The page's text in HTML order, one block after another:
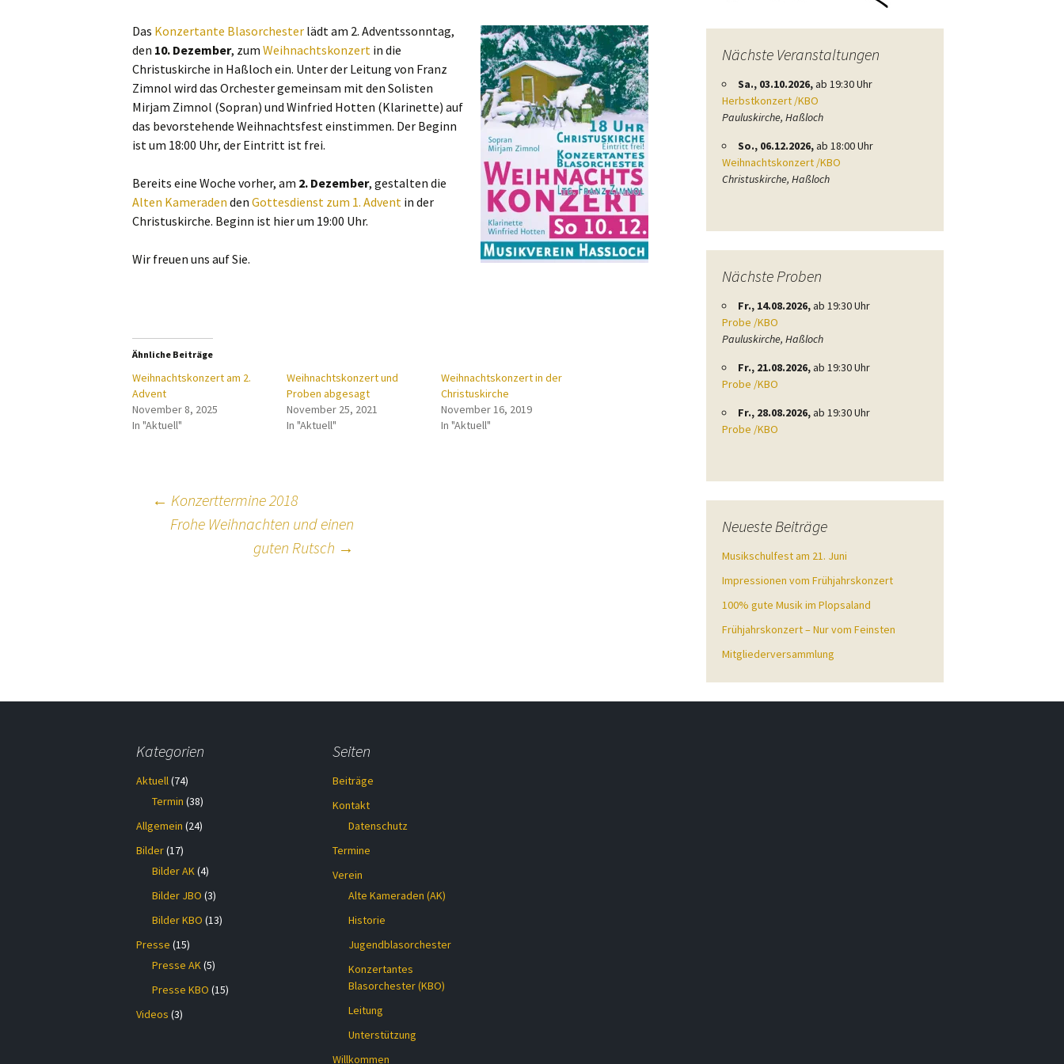
Alle Beiträge
Alte Kameraden (AK)
Jugendblasorchester
Das Konzertante Blasorchesterlädt am 2. Adventssonntag,
den 10. Dezember, zum Weihnachtskonzert in die
Christuskirche in Haßloch ein. Unter der Leitung von Franz
Zimnol wird das Orchester gemeinsam mit den Solisten
Mirjam Zimnol (Sopran) und Winfried Hotten (Klarinette) auf
das bevorstehende Weihnachtsfest einstimmen. Der Beginn
ist um 18:00 Uhr, der Eintritt ist frei.
Bereits eine Woche vorher, am 2. Dezember, gestalten die
Alten Kameraden den Gottesdienst zum 1. Adventin der
Christuskirche. Beginn ist hier um 19:00 Uhr.
Wir freuen uns auf Sie.
Ähnliche Beiträge
Weihnachtskonzert am 2.
Advent
November 8, 2025
In "Aktuell"
Weihnachtskonzert und
Proben abgesagt
November 25, 2021
In "Aktuell"
Weihnachtskonzert in der
Christuskirche
November 16, 2019
In "Aktuell"
Beitragsnavigation
← Konzerttermine 2018
Frohe Weihnachten und einen
guten Rutsch →
Nächste Veranstaltungen
Sa., 03.10.2026,ab 19:30 Uhr
Herbstkonzert /KBO
Pauluskirche, Haßloch
So., 06.12.2026,ab 18:00 Uhr
Weihnachtskonzert /KBO
Christuskirche, Haßloch
Nächste Proben
Fr., 14.08.2026,ab 19:30 Uhr
Probe /KBO
Pauluskirche, Haßloch
Fr., 21.08.2026,ab 19:30 Uhr
Probe /KBO
Fr., 28.08.2026,ab 19:30 Uhr
Probe /KBO
Neueste Beiträge
Musikschulfest am 21. Juni
Impressionen vom Frühjahrskonzert
100% gute Musik im Plopsaland
Frühjahrskonzert – Nur vom Feinsten
Mitgliederversammlung
Kategorien
Aktuell(74)
Termin (38)
Allgemein (24)
Bilder(17)
Bilder AK(4)
Bilder JBO (3)
Bilder KBO (13)
Presse (15)
Presse AK(5)
Presse KBO (15)
Videos (3)
Seiten
Beiträge
Kontakt
Datenschutz
Termine
Verein
Alte Kameraden (AK)
Historie
Jugendblasorchester
Konzertantes
Blasorchester (KBO)
Leitung
Unterstützung
Willkommen